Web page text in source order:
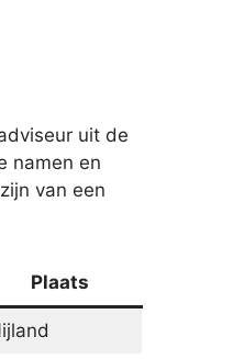
uit de
namen en
van een
Plaats